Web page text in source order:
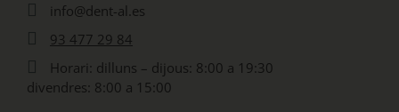
info@dent-al.es
93 477 29 84
Horari: dilluns – dijous: 8:00 a 19:30
divendres: 8:00 a 15:00